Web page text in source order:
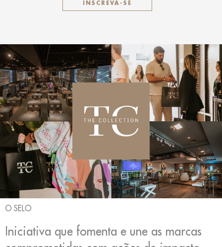
INSCREVA-SE
O SELO
Iniciativa que fomenta e une as marcas